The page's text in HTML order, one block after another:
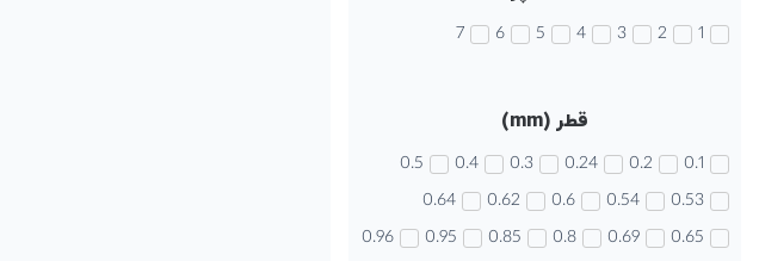
1
2
3
4
5
6
7
قطر (mm)
0.1
0.2
0.24
0.3
0.4
0.5
0.53
0.54
0.6
0.62
0.64
0.65
0.69
0.8
0.85
0.95
0.96